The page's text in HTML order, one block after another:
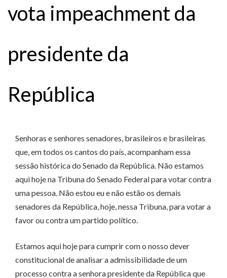
vota impeachment da
presidente da
República
Senhoras e senhores senadores, brasileiros e brasileiras
que, em todos os cantos do país, acompanham essa
sessão histórica do Senado da República. Não estamos
aqui hoje na Tribuna do Senado Federal para votar contra
uma pessoa. Não estou eu e não estão os demais
senadores da República, hoje, nessa Tribuna, para votar a
favor ou contra um partido político.
Estamos aqui hoje para cumprir com o nosso dever
constitucional de analisar a admissibilidade de um
processo contra a senhora presidente da República que